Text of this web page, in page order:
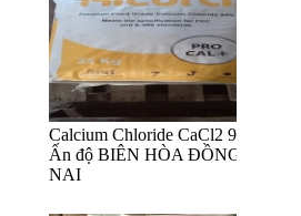
Calcium Chloride CaCl2 94%
Ấn độ BIÊN HÒA ĐỒNG
NAI